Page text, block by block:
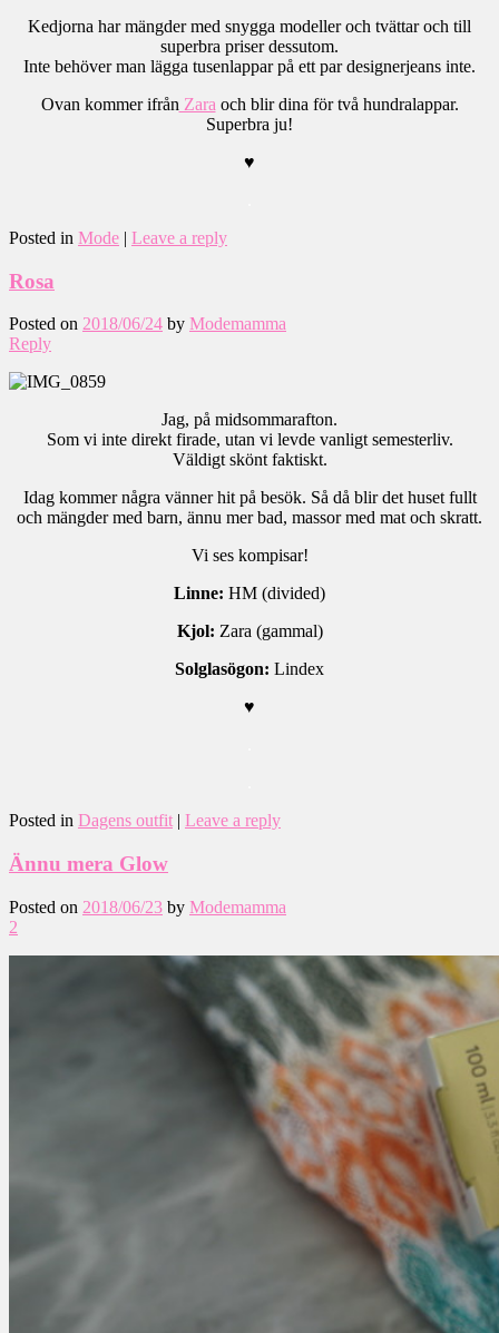
Kedjorna har mängder med snygga modeller och tvättar och till
superbra priser dessutom.
Inte behöver man lägga tusenlappar på ett par designerjeans inte.
Ovan kommer ifrån Zara och blir dina för två hundralappar.
Superbra ju!
♥
Posted in Mode | Leave a reply
Rosa
Posted on 2018/06/24 by Modemamma
Reply
Jag, på midsommarafton.
Som vi inte direkt firade, utan vi levde vanligt semesterliv.
Väldigt skönt faktiskt.
Idag kommer några vänner hit på besök. Så då blir det huset fullt
och mängder med barn, ännu mer bad, massor med mat och skratt.
Vi ses kompisar!
Linne: HM (divided)
Kjol: Zara (gammal)
Solglasögon: Lindex
♥
Posted in Dagens outfit | Leave a reply
Ännu mera Glow
Posted on 2018/06/23 by Modemamma
2